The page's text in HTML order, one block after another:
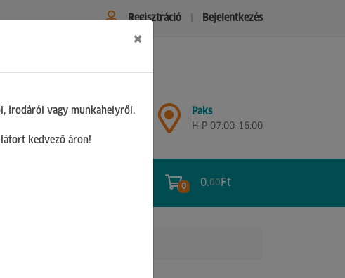
Regisztráció Bejelentkezés
Győr
Sz 08:00-12:00
Paks
H-P 07:00-16:00
0 0.00 Ft
×
irodáról vagy munkahelyről,
kedvező áron!